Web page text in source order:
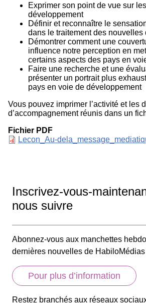
Exprimer son point de vue sur
développement
Définir et reconnaître le
dans le traitement des nouvelles
Démontrer comment une
influence notre perception en
certains aspects des pays en
Faire une recherche et une
présenter un portrait plus
pays en voie de développement
Vous pouvez imprimer l’activité et les
d’accompagnement réunis dans un
Fichier PDF
Document
Lecon_Au-
Inscrivez-vous-
nous suivre
Abonnez-vous aux manchettes
dernières nouvelles de HabiloMédias
Pour plus d’information
Restez branchés aux réseaux